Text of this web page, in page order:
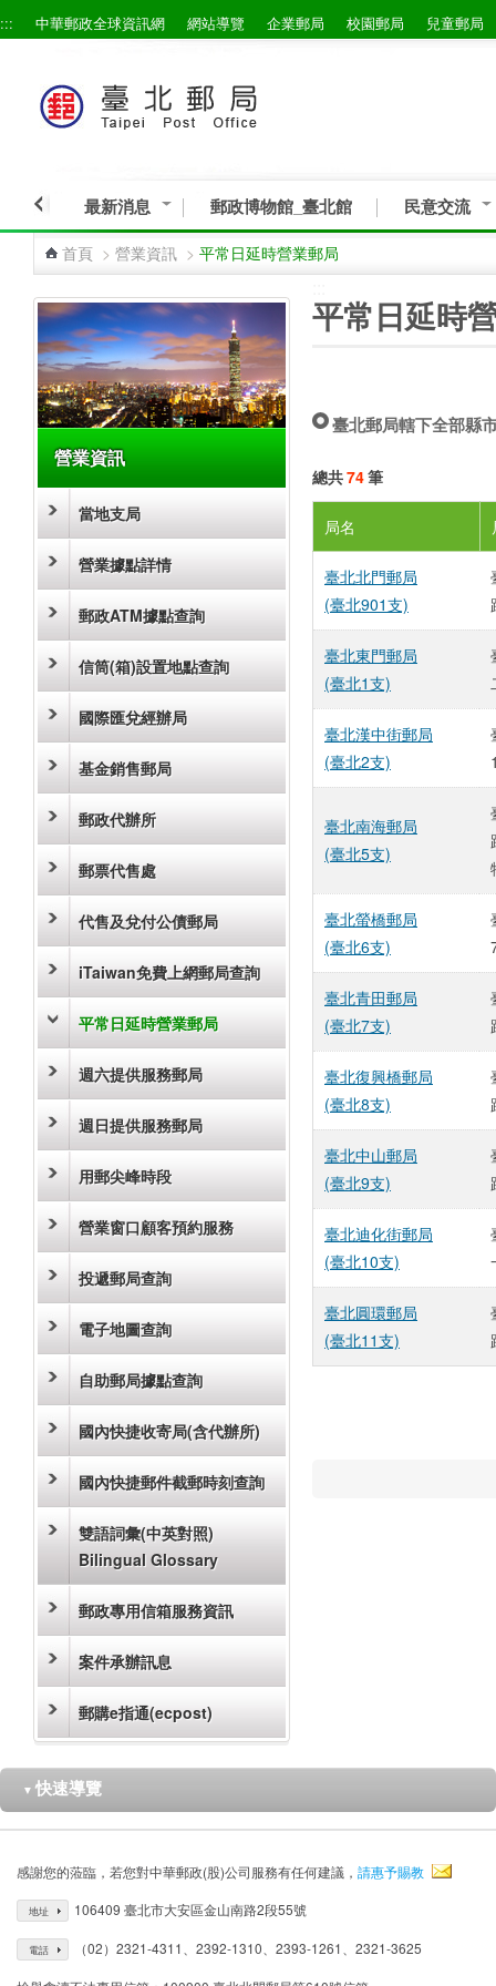
跳到主要內容區塊
::: 中華郵政全球資訊網 網站導覽 企業郵局 校園郵局 兒童郵局
最新消息 郵政博物館_臺北館 民意交流
首頁 > 營業資訊 > 平常日延時營業郵局
營業資訊
當地支局
營業據點詳情
郵政ATM據點查詢
信筒(箱)設置地點查詢
國際匯兌經辦局
基金銷售郵局
郵政代辦所
郵票代售處
代售及兌付公債郵局
iTaiwan免費上網郵局查詢
平常日延時營業郵局
週六提供服務郵局
週日提供服務郵局
用郵尖峰時段
營業窗口顧客預約服務
投遞郵局查詢
電子地圖查詢
自助郵局據點查詢
國內快捷收寄局(含代辦所)
國內快捷郵件截郵時刻查詢
雙語詞彙(中英對照)
Bilingual Glossary
郵政專用信箱服務資訊
案件承辦訊息
郵購e指通(ecpost)
平常日延時
臺北郵局轄下全部縣
總共74筆
局名
臺北北門郵局
(臺北901支)
臺北東門郵局
(臺北1支)
臺北漢中街郵局
(臺北2支)
臺北南海郵局
(臺北5支)
臺北螢橋郵局
(臺北6支)
臺北青田郵局
(臺北7支)
臺北復興橋郵局
(臺北8支)
臺北中山郵局
(臺北9支)
臺北迪化街郵局
(臺北10支)
臺北圓環郵局
(臺北11支)
▼ 快速導覽
感謝您的蒞臨，若您對中華郵政(股)公司服務有任何建議， 請惠予賜教
地址 106409 臺北市大安區金山南路2段55號
電話 （02）2321-4311、2392-1310、2393-1261、2321-3625